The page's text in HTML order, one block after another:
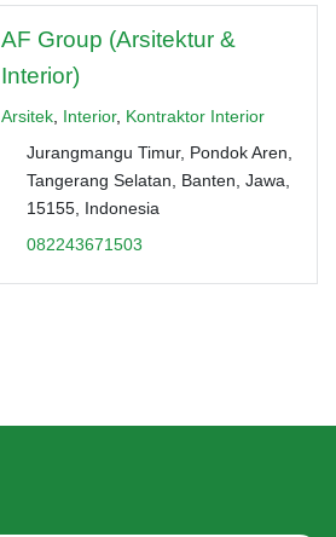
AF Group (Arsitektur &
Interior)
Arsitek, Interior, Kontraktor Interior
Jurangmangu Timur, Pondok Aren,
Tangerang Selatan, Banten, Jawa,
15155, Indonesia
082243671503